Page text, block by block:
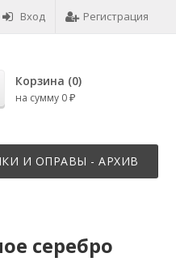
Вход Регистрация
Отзывы
Корзина (0)
на сумму 0 ₽
И ОПРАВЫ - АРХИВ
серебро